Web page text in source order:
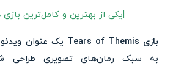
|یکی از بهترین و کامل‌ترین
بازی Tears of Themis
یک عنوان
به سبک رمان‌های تصویری